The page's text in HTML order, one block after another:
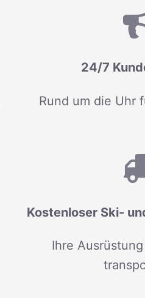
24/7
Rund um die Uhr
Kostenloser Ski-
Ihre